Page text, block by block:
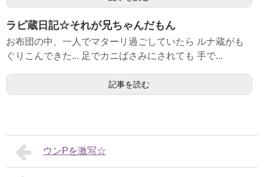
ラピ蔵日記☆それが兄ちゃんだもん
お布団の中、一人でマターリ過ごしていたら ルナ蔵がも
ぐりこんできた... 足でカニばさみにされても 手で...
記事を読む
ウンPを激写☆